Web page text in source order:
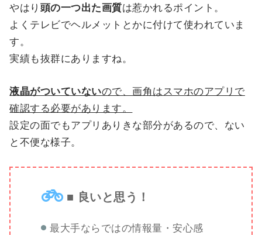
やはり 頭の一つ出た画質は惹かれるポイント。
よくテレビでヘルメットとかに付けて使われていま
す。
実績も抜群にありますね。
液晶がついていないので、画角はスマホのアプリで
確認する必要があります。
設定の面でもアプリありきな部分があるので、ない
と不便な様子。
■ 良いと思う！
最大手ならではの情報量・安心感